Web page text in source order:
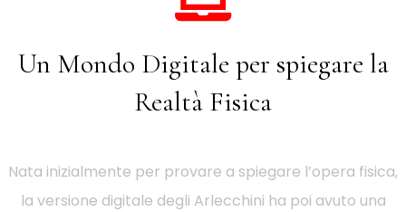
Un Mondo Digitale per spiegare la
Realtà Fisica
Nata inizialmente per provare a spiegare l’opera fisica,
la versione digitale degli Arlecchini ha poi avuto una